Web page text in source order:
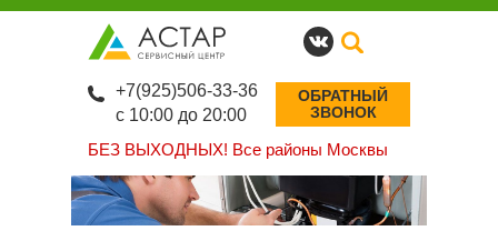
БЕЗ ВЫХОДНЫХ! Все районы Москвы
+7(925)506-33-36
с 10:00 до 20:00
ОБРАТНЫЙ
ЗВОНОК